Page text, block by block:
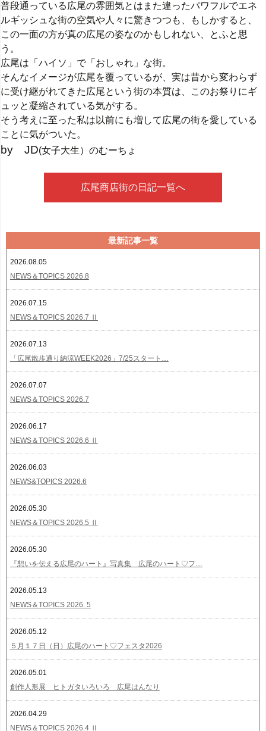
普段通っている広尾の雰囲気とはまた違ったパワフルでエネ
ルギッシュな街の空気や人々に驚きつつも、もしかすると、
この一面の方が真の広尾の姿なのかもしれない、とふと思
う。
広尾は「ハイソ」で「おしゃれ」な街。
そんなイメージが広尾を覆っているが、実は昔から変わらず
に受け継がれてきた広尾という街の本質は、このお祭りにギ
ュッと凝縮されている気がする。
そう考えに至った私は以前にも増して広尾の街を愛している
ことに気がついた。
by JD(女子大生）のむーちょ
広尾商店街の日記一覧へ
最新記事一覧
2026.08.05
NEWS＆TOPICS 2026.8
2026.07.15
NEWS＆TOPICS 2026.7 Ⅱ
2026.07.13
「広尾散歩通り納涼WEEK2026」7/25スタート…
2026.07.07
NEWS＆TOPICS 2026.7
2026.06.17
NEWS＆TOPICS 2026.6 Ⅱ
2026.06.03
NEWS&TOPICS 2026.6
2026.05.30
NEWS＆TOPICS 2026.5 Ⅱ
2026.05.30
『想いを伝える広尾のハート』写真集 広尾のハート♡フ…
2026.05.13
NEWS＆TOPICS 2026. 5
2026.05.12
５月１７日（日）広尾のハート♡フェスタ2026
2026.05.01
創作人形展 ヒトガタいろいろ 広尾はんなり
2026.04.29
NEWS＆TOPICS 2026.4 Ⅱ